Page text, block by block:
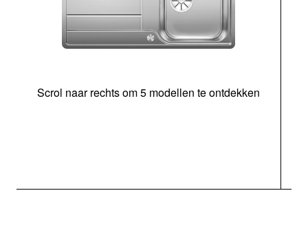
Scrol naar rechts om 5 modellen te ontdekken